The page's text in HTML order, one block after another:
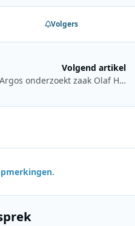
Volgers
Volgend artikel
Argos onderzoekt zaak Olaf H. in nieuwe zevendelige podcastserie ‘Olaf zit vast’